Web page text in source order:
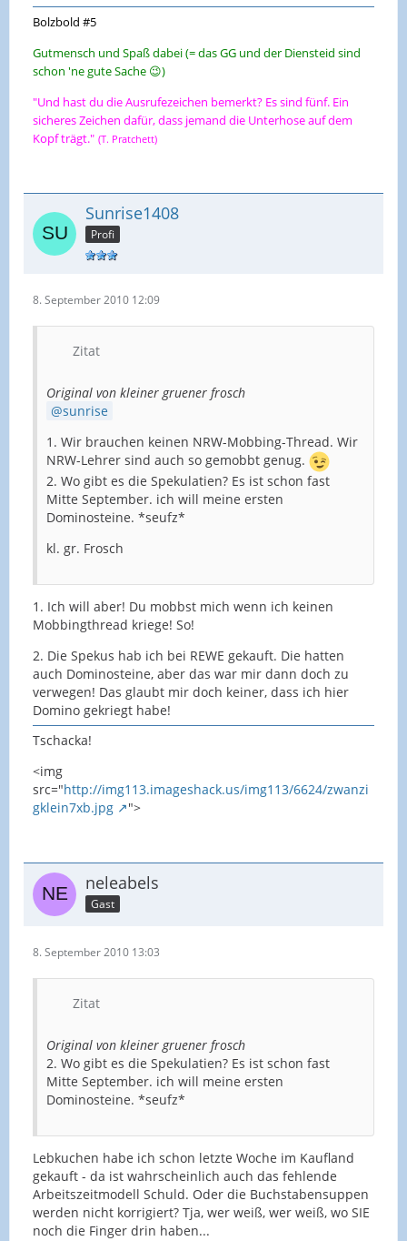
Bolzbold #5
Gutmensch und Spaß dabei (= das GG und der Diensteid sind
schon 'ne gute Sache 😉)
"Und hast du die Ausrufezeichen bemerkt? Es sind fünf. Ein
sicheres Zeichen dafür, dass jemand die Unterhose auf dem
Kopf trägt." (T. Pratchett)
Sunrise1408
Profi
8. September 2010 12:09
Zitat
Original von kleiner gruener frosch
sunrise
1. Wir brauchen keinen NRW-Mobbing-Thread. Wir
NRW-Lehrer sind auch so gemobbt genug.
2. Wo gibt es die Spekulatien? Es ist schon fast
Mitte September. ich will meine ersten
Dominosteine. *seufz*
kl. gr. Frosch
1. Ich will aber! Du mobbst mich wenn ich keinen
Mobbingthread kriege! So!
2. Die Spekus hab ich bei REWE gekauft. Die hatten
auch Dominosteine, aber das war mir dann doch zu
verwegen! Das glaubt mir doch keiner, dass ich hier
Domino gekriegt habe!
Tschacka!
<img
src="http://img113.imageshack.us/img113/6624/zwanzi
gklein7xb.jpg
">
neleabels
Gast
8. September 2010 13:03
Zitat
Original von kleiner gruener frosch
2. Wo gibt es die Spekulatien? Es ist schon fast
Mitte September. ich will meine ersten
Dominosteine. *seufz*
Lebkuchen habe ich schon letzte Woche im Kaufland
gekauft - da ist wahrscheinlich auch das fehlende
Arbeitszeitmodell Schuld. Oder die Buchstabensuppen
werden nicht korrigiert? Tja, wer weiß, wer weiß, wo SIE
noch die Finger drin haben...